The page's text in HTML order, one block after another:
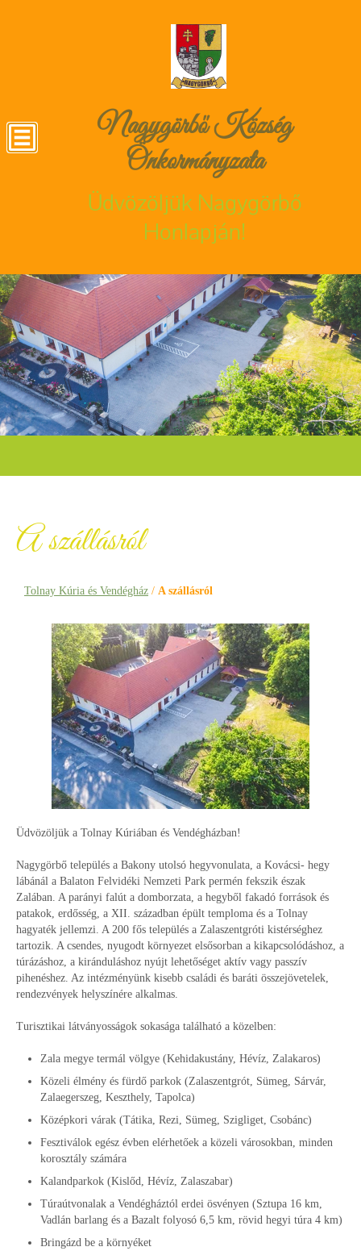
Nagygörbő Község
Önkormányzata
Üdvözöljük Nagygörbő
Honlapján!
A szállásról
Tolnay Kúria és Vendégház / A szállásról
Üdvözöljük a Tolnay Kúriában és Vendégházban!
Nagygörbő település a Bakony utolsó hegyvonulata, a Kovácsi- hegy
lábánál a Balaton Felvidéki Nemzeti Park permén fekszik észak
Zalában. A parányi falút a domborzata, a hegyből fakadó források és
patakok, erdősség, a XII. században épült temploma és a Tolnay
hagyaték jellemzi. A 200 fős település a Zalaszentgróti kistérséghez
tartozik. A csendes, nyugodt környezet elsősorban a kikapcsolódáshoz, a
túrázáshoz, a kiránduláshoz nyújt lehetőséget aktív vagy passzív
pihenéshez. Az intézményünk kisebb családi és baráti összejövetelek,
rendezvények helyszínére alkalmas.
Turisztikai látványosságok sokasága található a közelben:
Zala megye termál völgye (Kehidakustány, Hévíz, Zalakaros)
Közeli élmény és fürdő parkok (Zalaszentgrót, Sümeg, Sárvár,
Zalaegerszeg, Keszthely, Tapolca)
Középkori várak (Tátika, Rezi, Sümeg, Szigliget, Csobánc)
Fesztiválok egész évben elérhetőek a közeli városokban, minden
korosztály számára
Kalandparkok (Kislőd, Hévíz, Zalaszabar)
Túraútvonalak a Vendégháztól erdei ösvényen (Sztupa 16 km,
Vadlán barlang és a Bazalt folyosó 6,5 km, rövid hegyi túra 4 km)
Bringázd be a környéket